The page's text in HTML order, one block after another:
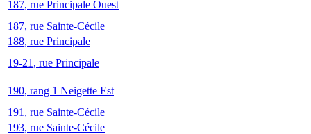
187, rue Principale Ouest
187, rue Sainte-Cécile
188, rue Principale
19-21, rue Principale
190, rang 1 Neigette Est
191, rue Sainte-Cécile
193, rue Sainte-Cécile